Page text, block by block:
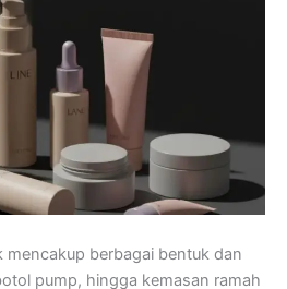
berbagai bentuk dan
pump, hingga kemasan ramah